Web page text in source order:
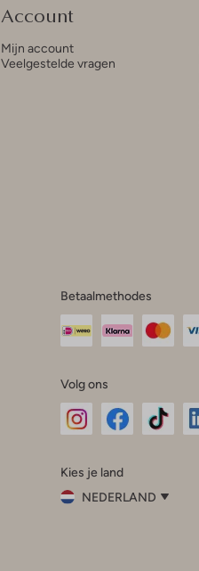
Account
Mijn account
Veelgestelde vragen
Betaalmethodes
Volg ons
InstagramFacebook
Kies je land
NEDERLAND